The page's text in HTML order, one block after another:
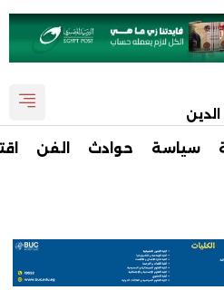
سياسة حوادث الفن